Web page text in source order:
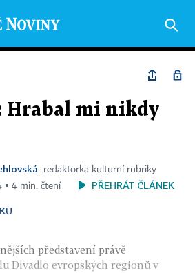
Hrabal mi nikdy
redaktorka kulturní rubriky
▪ 4 min. čtení
PŘEHRÁT ČLÁNEK
představení právě
Divadlo evropských regionů v